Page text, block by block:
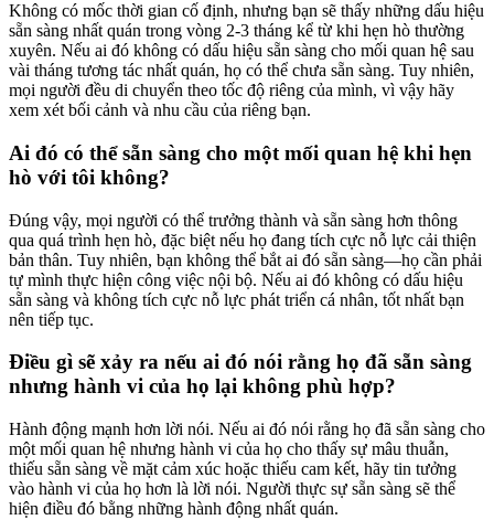
Không có mốc thời gian cố định, nhưng bạn sẽ thấy những dấu hiệu
sẵn sàng nhất quán trong vòng 2-3 tháng kể từ khi hẹn hò thường
xuyên. Nếu ai đó không có dấu hiệu sẵn sàng cho mối quan hệ sau
vài tháng tương tác nhất quán, họ có thể chưa sẵn sàng. Tuy nhiên,
mọi người đều di chuyển theo tốc độ riêng của mình, vì vậy hãy
xem xét bối cảnh và nhu cầu của riêng bạn.
Ai đó có thể sẵn sàng cho một mối quan hệ khi hẹn
hò với tôi không?
Đúng vậy, mọi người có thể trưởng thành và sẵn sàng hơn thông
qua quá trình hẹn hò, đặc biệt nếu họ đang tích cực nỗ lực cải thiện
bản thân. Tuy nhiên, bạn không thể bắt ai đó sẵn sàng—họ cần phải
tự mình thực hiện công việc nội bộ. Nếu ai đó không có dấu hiệu
sẵn sàng và không tích cực nỗ lực phát triển cá nhân, tốt nhất bạn
nên tiếp tục.
Điều gì sẽ xảy ra nếu ai đó nói rằng họ đã sẵn sàng
nhưng hành vi của họ lại không phù hợp?
Hành động mạnh hơn lời nói. Nếu ai đó nói rằng họ đã sẵn sàng cho
một mối quan hệ nhưng hành vi của họ cho thấy sự mâu thuẫn,
thiếu sẵn sàng về mặt cảm xúc hoặc thiếu cam kết, hãy tin tưởng
vào hành vi của họ hơn là lời nói. Người thực sự sẵn sàng sẽ thể
hiện điều đó bằng những hành động nhất quán.